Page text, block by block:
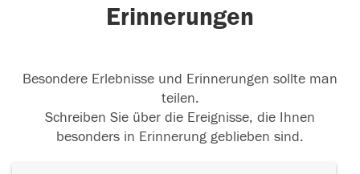
Erinnerungen
Besondere Erlebnisse und Erinnerungen sollte man
teilen.
Schreiben Sie über die Ereignisse, die Ihnen
besonders in Erinnerung geblieben sind.